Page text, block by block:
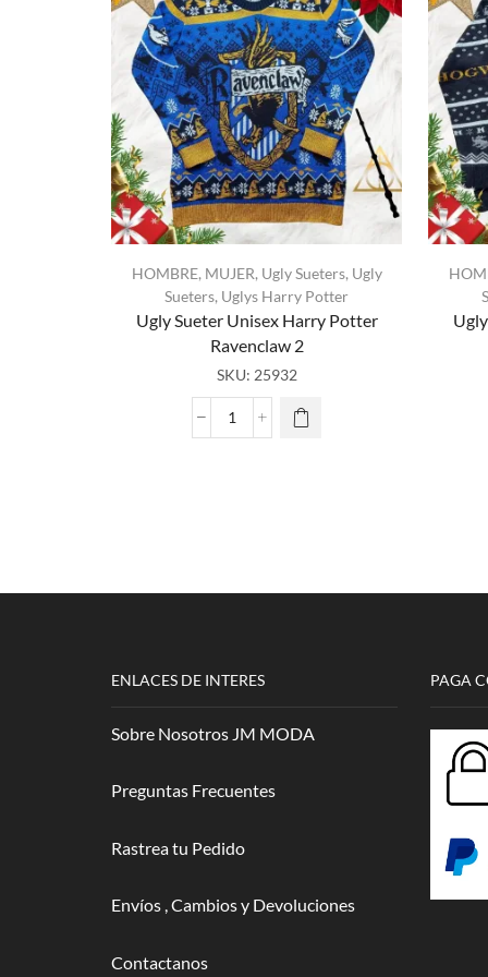
HOMBRE, MUJER, Ugly Sueters, Ugly
Sueters, Uglys Harry Potter
Ugly Sueter Unisex Harry Potter
Ravenclaw 2
SKU: 25932
Ugly
ENLACES DE INTERES
Sobre Nosotros JM MODA
Preguntas Frecuentes
Rastrea tu Pedido
Envíos , Cambios y Devoluciones
Contactanos
PAGA